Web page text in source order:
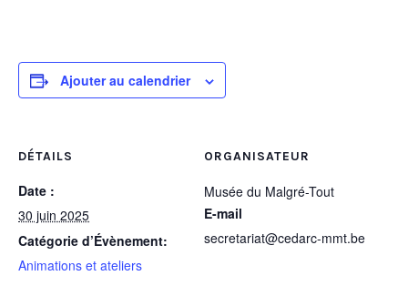
Ajouter au calendrier
DÉTAILS
Date :
30 juin 2025
Catégorie d’Évènement:
Animations et ateliers
ORGANISATEUR
Musée du Malgré-Tout
E-mail
secretariat@cedarc-mmt.be